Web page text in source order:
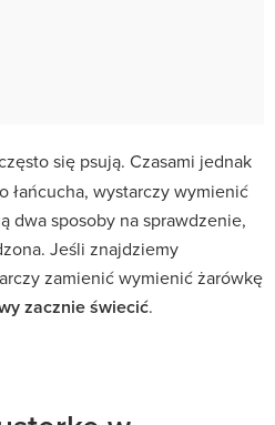
się psują. Czasami jednak
łańcucha, wystarczy wymienić
dwa sposoby na sprawdzenie,
Jeśli znajdziemy
zamienić wymienić żarówkę
zacznie świecić.